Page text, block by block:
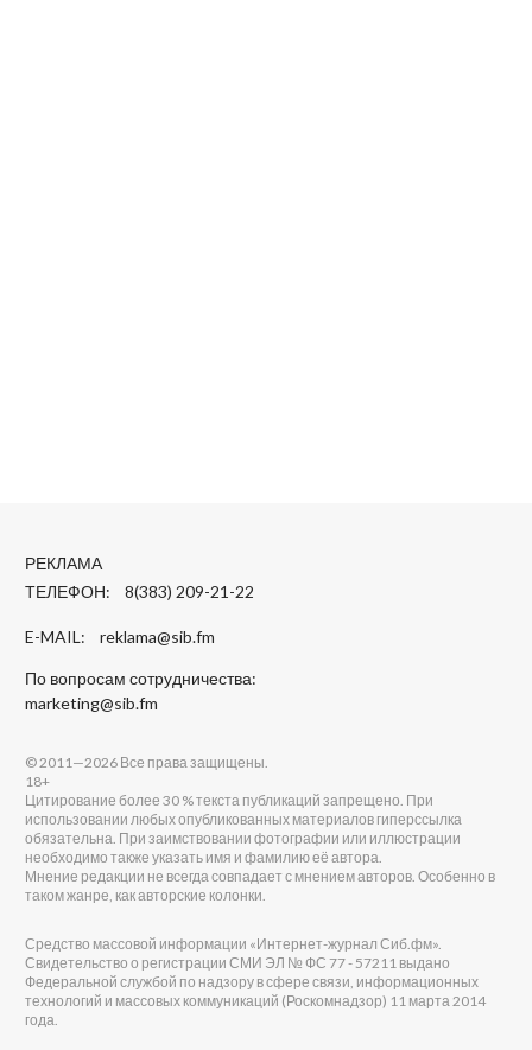
РЕКЛАМА
ТЕЛЕФОН: 8(383) 209-21-22
E-MAIL: reklama@sib.fm
По вопросам сотрудничества:
marketing@sib.fm
© 2011—2026 Все права защищены.
18+
Цитирование более 30 % текста публикаций запрещено. При
использовании любых опубликованных материалов гиперссылка
обязательна. При заимствовании фотографии или иллюстрации
необходимо также указать имя и фамилию её автора.
Мнение редакции не всегда совпадает с мнением авторов. Особенно в
таком жанре, как авторские колонки.
Средство массовой информации «Интернет-журнал Сиб.фм».
Свидетельство о регистрации СМИ ЭЛ № ФС 77 - 57211 выдано
Федеральной службой по надзору в сфере связи, информационных
технологий и массовых коммуникаций (Роскомнадзор) 11 марта 2014
года.